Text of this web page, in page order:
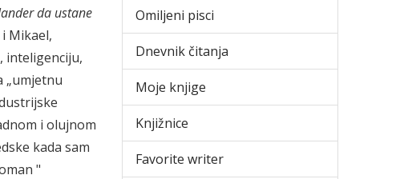
da ustane
Mikael,
inteligenciju,
„umjetnu
i olujnom
kada sam
"
Omiljeni pisci
Dnevnik čitanja
Moje knjige
Knjižnice
Favorite writer